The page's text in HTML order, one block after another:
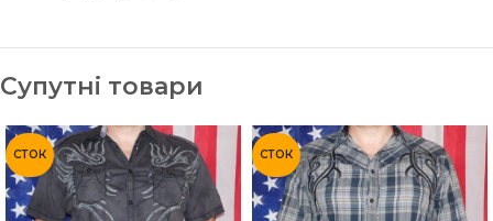
Супутні товари
СТОК СТОК